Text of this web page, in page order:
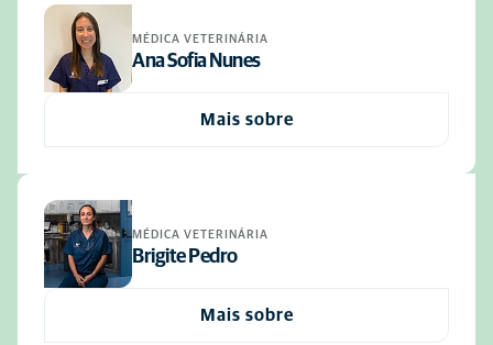
MÉDICA VETERINÁRIA
Ana Sofia Nunes
Mais sobre
MÉDICA VETERINÁRIA
Brigite Pedro
Mais sobre